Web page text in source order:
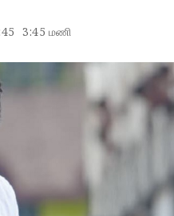
3:45 மணி